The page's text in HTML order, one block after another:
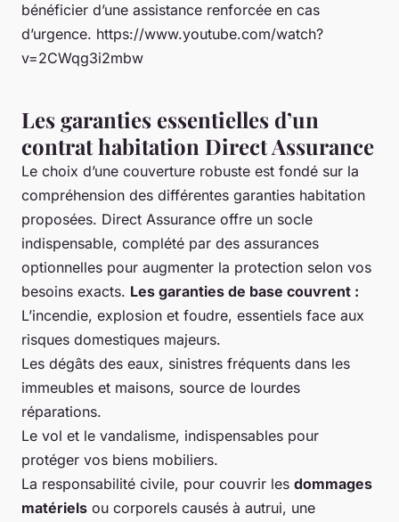
bénéficier d’une assistance renforcée en cas
d’urgence. https://www.youtube.com/watch?
v=2CWqg3i2mbw
Les garanties essentielles d’un
contrat habitation Direct Assurance
Le choix d’une couverture robuste est fondé sur la
compréhension des différentes garanties habitation
proposées. Direct Assurance offre un socle
indispensable, complété par des assurances
optionnelles pour augmenter la protection selon vos
besoins exacts. Les garanties de base couvrent :
L’incendie, explosion et foudre, essentiels face aux
risques domestiques majeurs.
Les dégâts des eaux, sinistres fréquents dans les
immeubles et maisons, source de lourdes
réparations.
Le vol et le vandalisme, indispensables pour
protéger vos biens mobiliers.
La responsabilité civile, pour couvrir les dommages
matériels ou corporels causés à autrui, une